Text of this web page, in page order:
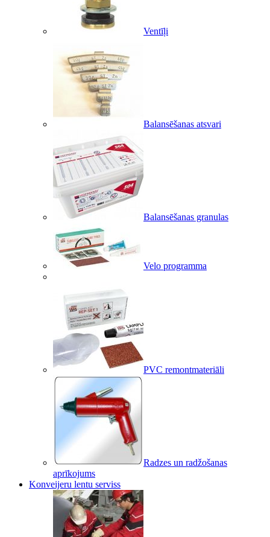
Ventīļi
Balansēšanas atsvari
Balansēšanas granulas
Velo programma
PVC remontmateriāli
Radzes un radžošanas
aprīkojums
Konveijeru lentu serviss